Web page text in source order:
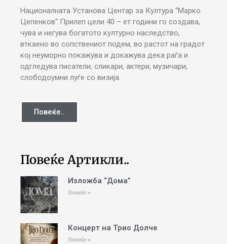
Националната Установа Центар за Култура “Марко
Цепенков“ Прилеп цели 40 – ет години го создава,
чува и негува богатото културно наследство,
вткаено во сопствениот подем, во растот на градот
кој неуморно покажува и докажува дека раѓа и
одгледува писатели, сликари, актери, музичари,
слободоумни луѓе со визија.
Повеќе..
Повеќе Артикли..
Изложба “Дома”
Повеќе »
Концерт на Трио Долче
Повеќе »